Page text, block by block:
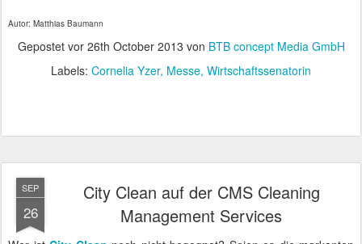
Autor: Matthias Baumann
Gepostet vor 26th October 2013 von BTB concept Media GmbH
Labels: Cornelia Yzer Messe Wirtschaftssenatorin
SEP
26
City Clean auf der CMS Cleaning
Management Services